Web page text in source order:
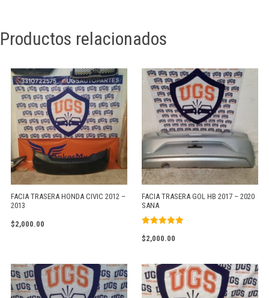
Productos relacionados
FACIA TRASERA HONDA CIVIC 2012 –
2013
$2,000.00
FACIA TRASERA GOL HB 2017 – 2020
SANA
con
$2,000.00